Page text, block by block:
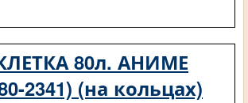
80л. АНИМЕ
2341) (на кольцах)